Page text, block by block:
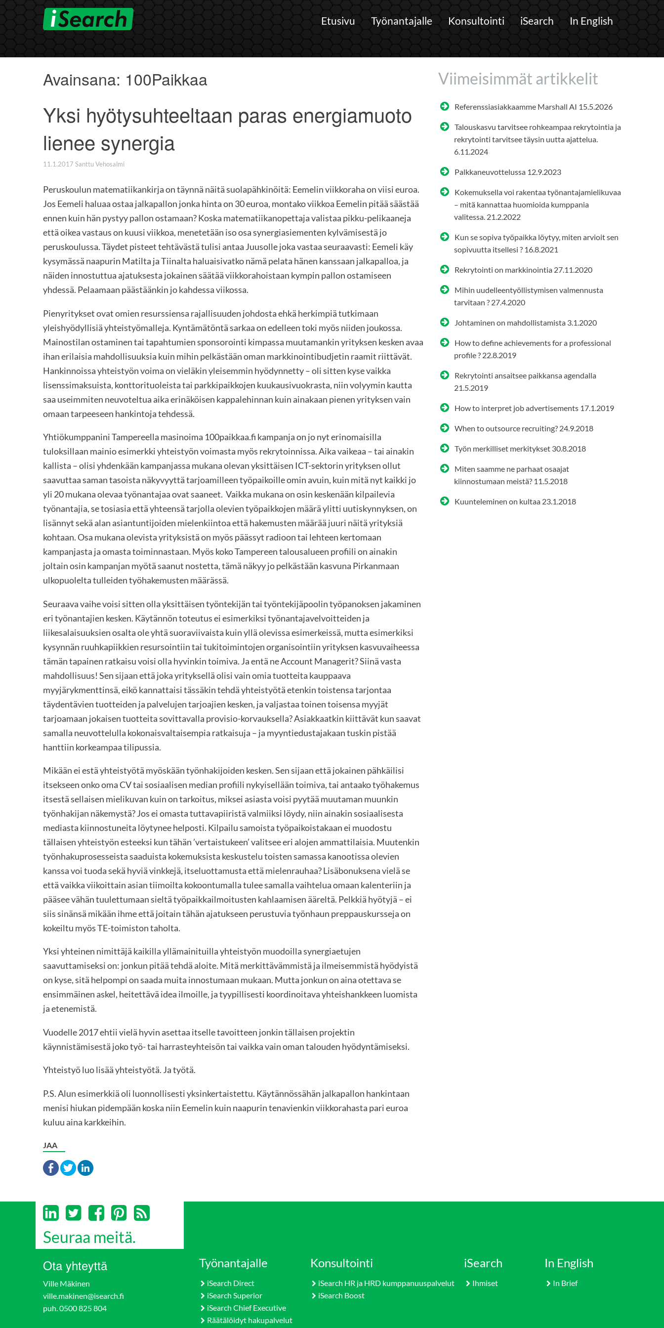
Skip
Etusivu Työnantajalle Konsultointi iSearch In English
Avainsana: 100Paikkaa
Yksi hyötysuhteeltaan paras energiamuoto
lienee synergia
11.1.2017 Santtu Vehosalmi
Peruskoulun matematiikankirja on täynnä näitä suolapähkinöitä: Eemelin viikkoraha on viisi euroa.
Jos Eemeli haluaa ostaa jalkapallon jonka hinta on 30 euroa, montako viikkoa Eemelin pitää säästää
ennen kuin hän pystyy pallon ostamaan? Koska matematiikanopettaja valistaa pikku-pelikaaneja
että oikea vastaus on kuusi viikkoa, menetetään iso osa synergiasiementen kylvämisestä jo
peruskoulussa. Täydet pisteet tehtävästä tulisi antaa Juusolle joka vastaa seuraavasti: Eemeli käy
kysymässä naapurin Matilta ja Tiinalta haluaisivatko nämä pelata hänen kanssaan jalkapalloa, ja
näiden innostuttua ajatuksesta jokainen säätää viikkorahoistaan kympin pallon ostamiseen
yhdessä. Pelaamaan päästäänkin jo kahdessa viikossa.
Pienyritykset ovat omien resurssiensa rajallisuuden johdosta ehkä herkimpiä tutkimaan
yleishyödyllisiä yhteistyömalleja. Kyntämätöntä sarkaa on edelleen toki myös niiden joukossa.
Mainostilan ostaminen tai tapahtumien sponsorointi kimpassa muutamankin yrityksen kesken avaa
ihan erilaisia mahdollisuuksia kuin mihin pelkästään oman markkinointibudjetin raamit riittävät.
Hankinnoissa yhteistyön voima on vieläkin yleisemmin hyödynnetty – oli sitten kyse vaikka
lisenssimaksuista, konttorituoleista tai parkkipaikkojen kuukausivuokrasta, niin volyymin kautta
saa useimmiten neuvoteltua aika erinäköisen kappalehinnan kuin ainakaan pienen yrityksen vain
omaan tarpeeseen hankintoja tehdessä.
Yhtiökumppanini Tampereella masinoima 100paikkaa.fi kampanja on jo nyt erinomaisilla
tuloksillaan mainio esimerkki yhteistyön voimasta myös rekrytoinnissa. Aika vaikeaa – tai ainakin
kallista – olisi yhdenkään kampanjassa mukana olevan yksittäisen ICT-sektorin yrityksen ollut
saavuttaa saman tasoista näkyvyyttä tarjoamilleen työpaikoille omin avuin, kuin mitä nyt kaikki jo
yli 20 mukana olevaa työnantajaa ovat saaneet. Vaikka mukana on osin keskenään kilpailevia
työnantajia, se tosiasia että yhteensä tarjolla olevien työpaikkojen määrä ylitti uutiskynnyksen, on
lisännyt sekä alan asiantuntijoiden mielenkiintoa että hakemusten määrää juuri näitä yrityksiä
kohtaan. Osa mukana olevista yrityksistä on myös päässyt radioon tai lehteen kertomaan
kampanjasta ja omasta toiminnastaan. Myös koko Tampereen talousalueen profiili on ainakin
joltain osin kampanjan myötä saanut nostetta, tämä näkyy jo pelkästään kasvuna Pirkanmaan
ulkopuolelta tulleiden työhakemusten määrässä.
Seuraava vaihe voisi sitten olla yksittäisen työntekijän tai työntekijäpoolin työpanoksen jakaminen
eri työnantajien kesken. Käytännön toteutus ei esimerkiksi työnantajavelvoitteiden ja
liikesalaisuuksien osalta ole yhtä suoraviivaista kuin yllä olevissa esimerkeissä, mutta esimerkiksi
kysynnän ruuhkapiikkien resursointiin tai tukitoimintojen organisointiin yrityksen kasvuvaiheessa
tämän tapainen ratkaisu voisi olla hyvinkin toimiva. Ja entä ne Account Managerit? Siinä vasta
mahdollisuus! Sen sijaan että joka yrityksellä olisi vain omia tuotteita kauppaava
myyjärykmenttinsä, eikö kannattaisi tässäkin tehdä yhteistyötä etenkin toistensa tarjontaa
täydentävien tuotteiden ja palvelujen tarjoajien kesken, ja valjastaa toinen toisensa myyjät
tarjoamaan jokaisen tuotteita sovittavalla provisio-korvauksella? Asiakkaatkin kiittävät kun saavat
samalla neuvottelulla kokonaisvaltaisempia ratkaisuja – ja myyntiedustajakaan tuskin pistää
hanttiin korkeampaa tilipussia.
Mikään ei estä yhteistyötä myöskään työnhakijoiden kesken. Sen sijaan että jokainen pähkäilisi
itsekseen onko oma CV tai sosiaalisen median profiili nykyisellään toimiva, tai antaako työhakemus
itsestä sellaisen mielikuvan kuin on tarkoitus, miksei asiasta voisi pyytää muutaman muunkin
työnhakijan näkemystä? Jos ei omasta tuttavapiiristä valmiiksi löydy, niin ainakin sosiaalisesta
mediasta kiinnostuneita löytynee helposti. Kilpailu samoista työpaikoistakaan ei muodostu
tällaisen yhteistyön esteeksi kun tähän ’vertaistukeen’ valitsee eri alojen ammattilaisia. Muutenkin
työnhakuprosesseista saaduista kokemuksista keskustelu toisten samassa kanootissa olevien
kanssa voi tuoda sekä hyviä vinkkejä, itseluottamusta että mielenrauhaa? Lisäbonuksena vielä se
että vaikka viikoittain asian tiimoilta kokoontumalla tulee samalla vaihtelua omaan kalenteriin ja
pääsee vähän tuulettumaan sieltä työpaikkailmoitusten kahlaamisen ääreltä. Pelkkiä hyötyjä – ei
siis sinänsä mikään ihme että joitain tähän ajatukseen perustuvia työnhaun preppauskursseja on
kokeiltu myös TE-toimiston taholta.
Yksi yhteinen nimittäjä kaikilla yllämainituilla yhteistyön muodoilla synergiaetujen
saavuttamiseksi on: jonkun pitää tehdä aloite. Mitä merkittävämmistä ja ilmeisemmistä hyödyistä
on kyse, sitä helpompi on saada muita innostumaan mukaan. Mutta jonkun on aina otettava se
ensimmäinen askel, heitettävä idea ilmoille, ja tyypillisesti koordinoitava yhteishankkeen luomista
ja etenemistä.
Vuodelle 2017 ehtii vielä hyvin asettaa itselle tavoitteen jonkin tällaisen projektin
käynnistämisestä joko työ- tai harrasteyhteisön tai vaikka vain oman talouden hyödyntämiseksi.
Yhteistyö luo lisää yhteistyötä. Ja työtä.
P.S. Alun esimerkkiä oli luonnollisesti yksinkertaistettu. Käytännössähän jalkapallon hankintaan
menisi hiukan pidempään koska niin Eemelin kuin naapurin tenavienkin viikkorahasta pari euroa
kuluu aina karkkeihin.
JAA
Viimeisimmät artikkelit
Referenssiasiakkaamme Marshall AI 15.5.2026
Talouskasvu tarvitsee rohkeampaa rekrytointia ja
rekrytointi tarvitsee täysin uutta ajattelua.
6.11.2024
Palkkaneuvottelussa 12.9.2023
Kokemuksella voi rakentaa työnantajamielikuvaa
– mitä kannattaa huomioida kumppania
valitessa. 21.2.2022
Kun se sopiva työpaikka löytyy, miten arvioit sen
sopivuutta itsellesi ? 16.8.2021
Rekrytointi on markkinointia 27.11.2020
Mihin uudelleentyöllistymisen valmennusta
tarvitaan ? 27.4.2020
Johtaminen on mahdollistamista 3.1.2020
How to define achievements for a professional
profile ? 22.8.2019
Rekrytointi ansaitsee paikkansa agendalla
21.5.2019
How to interpret job advertisements 17.1.2019
When to outsource recruiting? 24.9.2018
Työn merkilliset merkitykset 30.8.2018
Miten saamme ne parhaat osaajat
kiinnostumaan meistä? 11.5.2018
Kuunteleminen on kultaa 23.1.2018
Seuraa meitä.
Ota yhteyttä
Ville Mäkinen
ville.makinen@isearch.fi
puh. 0500 825 804
Työnantajalle
iSearch Direct
iSearch Superior
iSearch Chief Executive
Räätälöidyt hakupalvelut
Konsultointi
iSearch HR ja HRD kumppanuuspalvelut
iSearch Boost
iSearch
Ihmiset
In English
In Brief